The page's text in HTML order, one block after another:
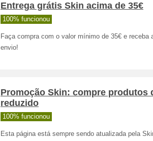
Entrega grátis Skin acima de 35€
100% funcionou
Faça compra com o valor mínimo de 35€ e receba
envio!
Promoção Skin: compre produtos
reduzido
100% funcionou
Esta página está sempre sendo atualizada pela